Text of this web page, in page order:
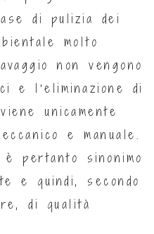
di pulizia dei
molto
non vengono
e l’eliminazione di
unicamente
e manuale.
pertanto sinonimo
e quindi, secondo
di qualità